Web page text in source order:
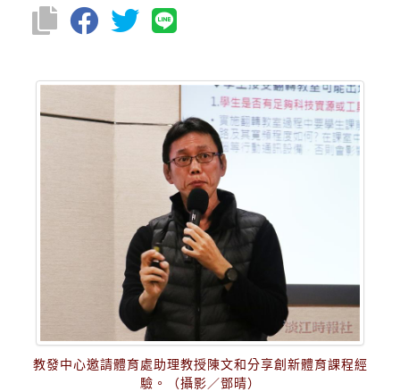
教發中心邀請體育處助理教授陳文和分享創新體育課程經
驗。（攝影／鄧晴）